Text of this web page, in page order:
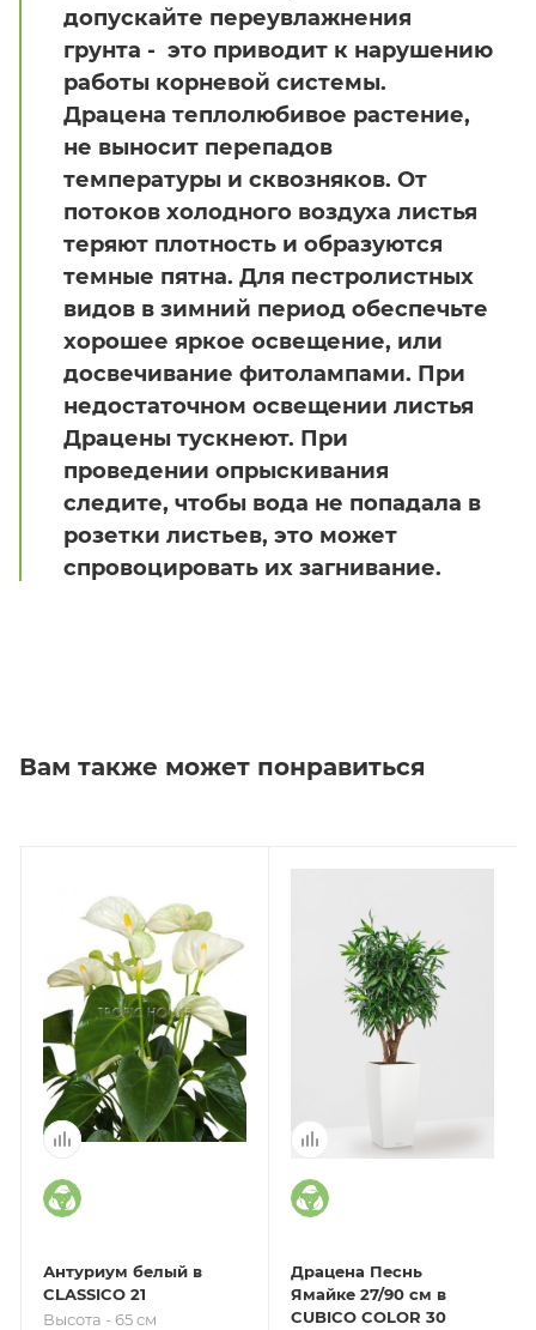
допускайте переувлажнения
грунта - это приводит к нарушению
работы корневой системы.
Драцена теплолюбивое растение,
не выносит перепадов
температуры и сквозняков. От
потоков холодного воздуха листья
теряют плотность и образуются
темные пятна. Для пестролистных
видов в зимний период обеспечьте
хорошее яркое освещение, или
досвечивание фитолампами. При
недостаточном освещении листья
Драцены тускнеют. При
проведении опрыскивания
следите, чтобы вода не попадала в
розетки листьев, это может
спровоцировать их загнивание.
Вам также может понравиться
Антуриум белый в
CLASSICO 21
Высота - 65 см
Драцена Песнь
Ямайке 27/90 см в
CUBICO COLOR 30